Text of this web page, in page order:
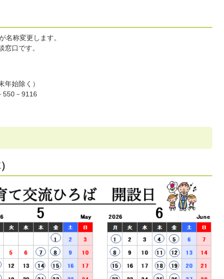
名称変更します。
口です。
始除く）
550－9116